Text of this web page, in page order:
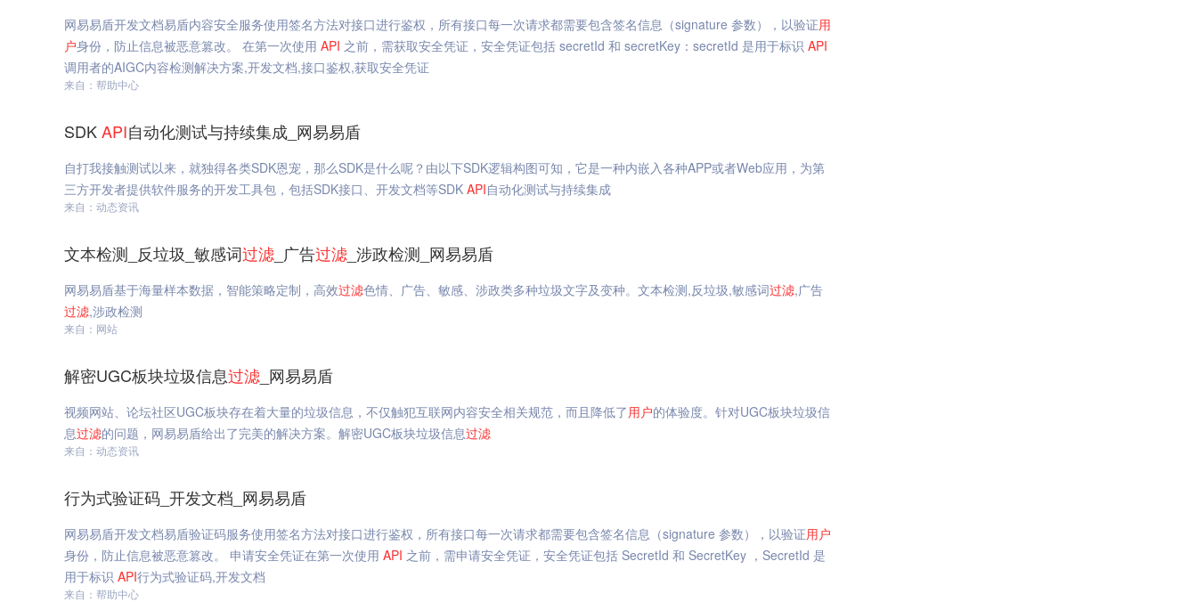
网易易盾开发文档易盾内容安全服务使用签名方法对接口进行鉴权，所有接口每一次请求都需要包含签名信息（signature 参数），以验证用
户身份，防止信息被恶意篡改。 在第一次使用 API 之前，需获取安全凭证，安全凭证包括 secretId 和 secretKey：secretId 是用于标识 API
调用者的AIGC内容检测解决方案,开发文档,接口鉴权,获取安全凭证
来自：帮助中心
SDKAPI自动化测试与持续集成_网易易盾
自打我接触测试以来，就独得各类SDK恩宠，那么SDK是什么呢？由以下SDK逻辑构图可知，它是一种内嵌入各种APP或者Web应用，为第
三方开发者提供软件服务的开发工具包，包括SDK接口、开发文档等SDK API自动化测试与持续集成
来自：动态资讯
文本检测_反垃圾_敏感词过滤 _广告过滤 _涉政检测_网易易盾
网易易盾基于海量样本数据，智能策略定制，高效过滤色情、广告、敏感、涉政类多种垃圾文字及变种。文本检测,反垃圾,敏感词过滤,广告
过滤,涉政检测
来自：网站
解密UGC板块垃圾信息过滤 _网易易盾
视频网站、论坛社区UGC板块存在着大量的垃圾信息，不仅触犯互联网内容安全相关规范，而且降低了用户的体验度。针对UGC板块垃圾信
息过滤的问题，网易易盾给出了完美的解决方案。解密UGC板块垃圾信息过滤
来自：动态资讯
行为式验证码_开发文档_网易易盾
网易易盾开发文档易盾验证码服务使用签名方法对接口进行鉴权，所有接口每一次请求都需要包含签名信息（signature 参数），以验证用户
身份，防止信息被恶意篡改。 申请安全凭证在第一次使用 API 之前，需申请安全凭证，安全凭证包括 SecretId 和 SecretKey ，SecretId 是
用于标识 API行为式验证码,开发文档
来自：帮助中心